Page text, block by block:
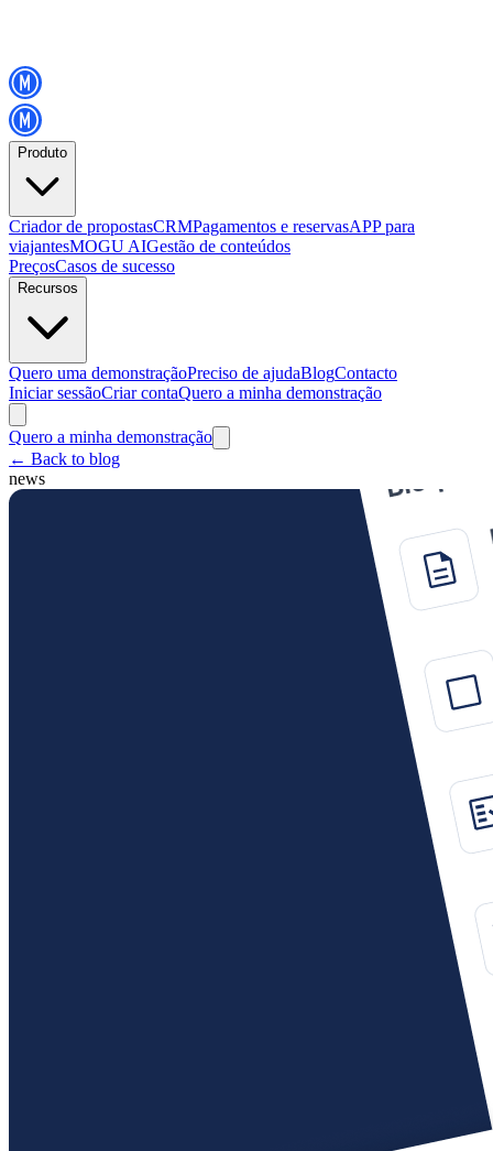
Produto
Criador de propostasCRMPagamentos e reservasAPP para
viajantesMOGU AIGestão de conteúdos
PreçosCasos de sucesso
Recursos
Quero uma demonstraçãoPreciso de ajudaBlogContacto
Iniciar sessãoCriar contaQuero a minha demonstração
Quero a minha demonstração
← Back to blog
news